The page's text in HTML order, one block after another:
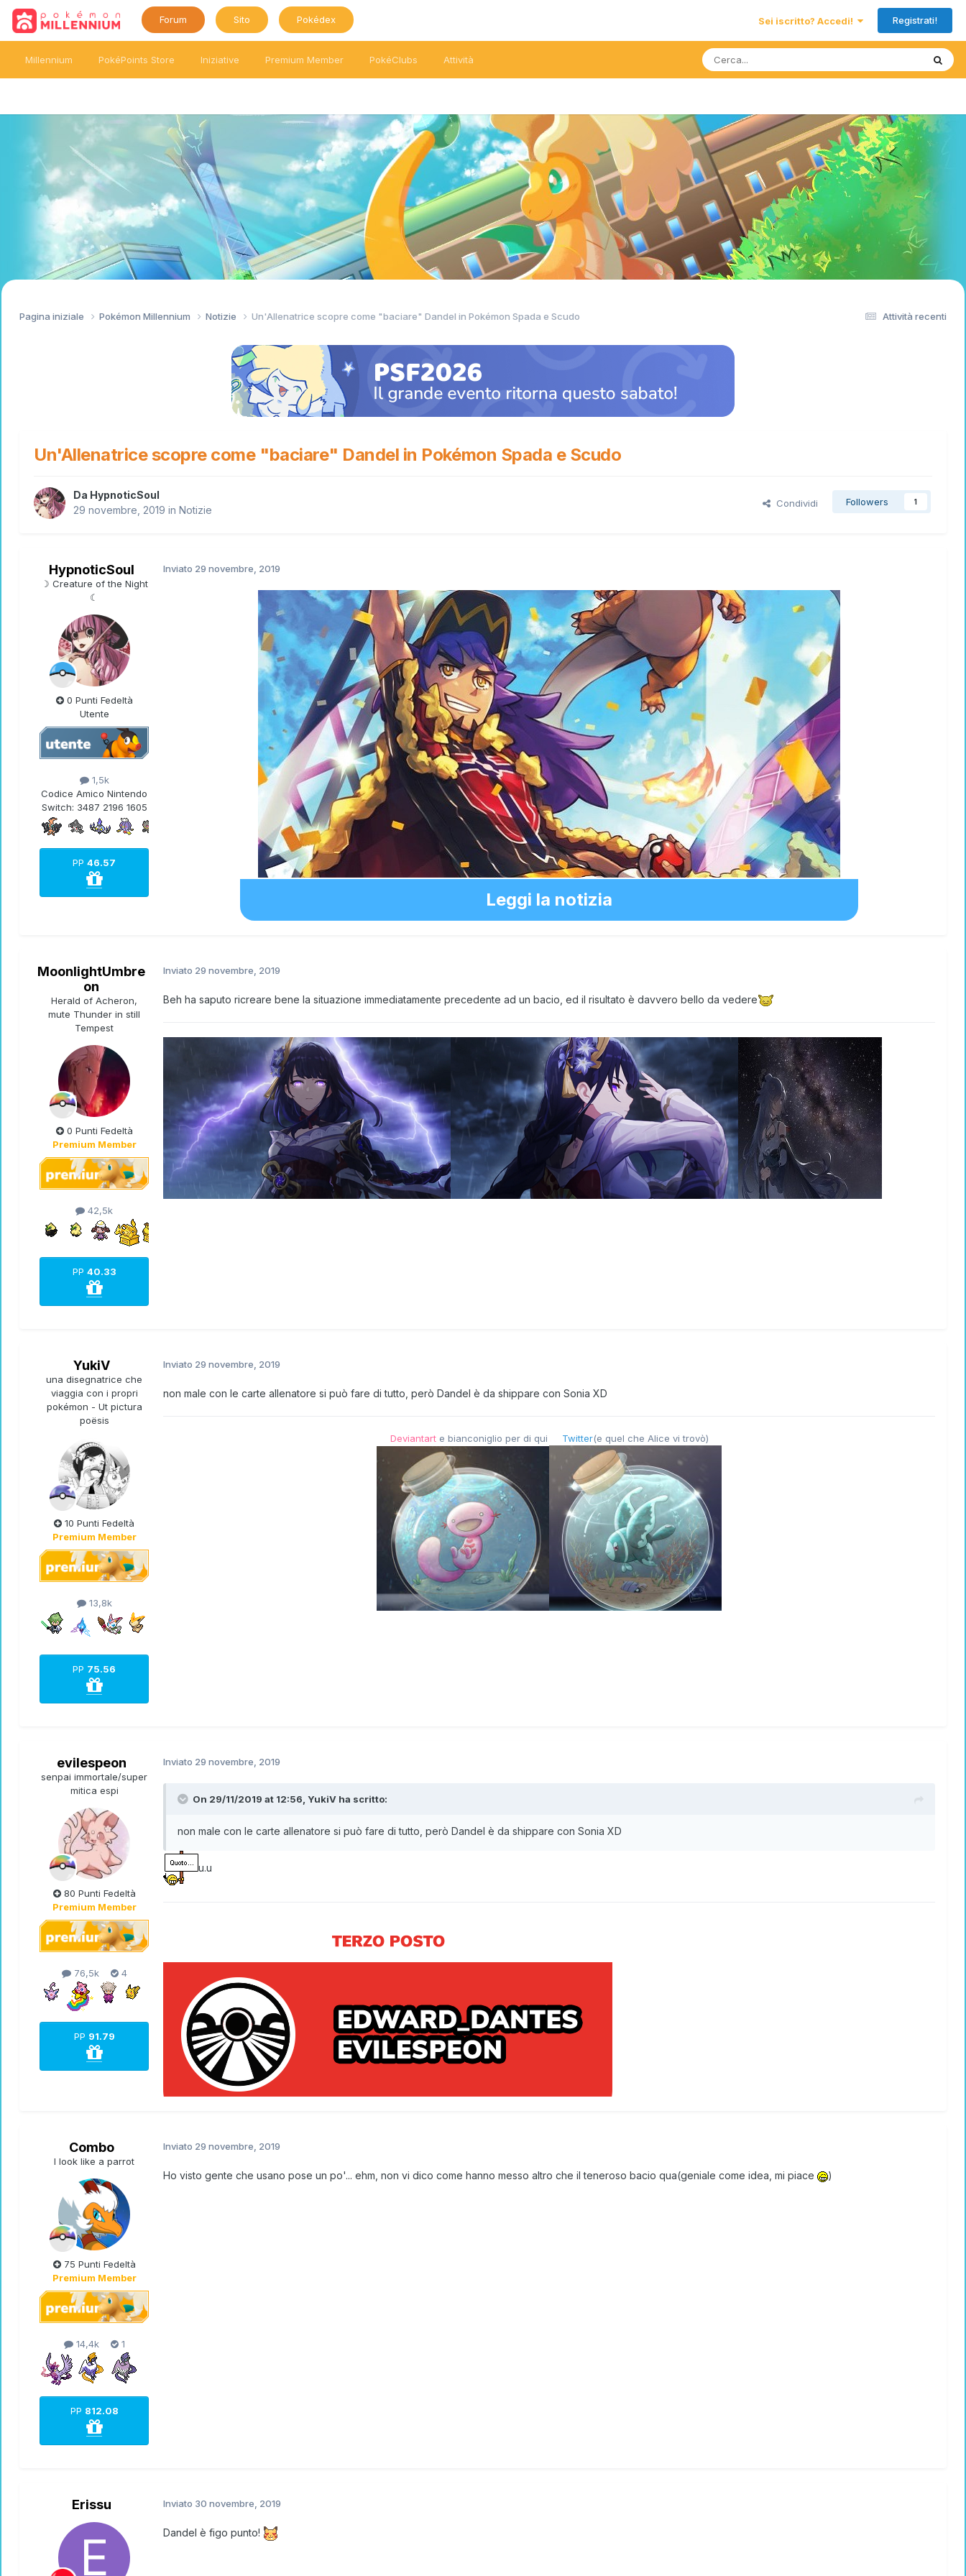
Forum Sito Pokédex Sei iscritto? Accedi! Registrati!
Millennium PokéPoints Store Iniziative Premium Member PokéClubs Attività
Attività recenti
Pagina iniziale Pokémon Millennium Notizie Un'Allenatrice scopre come "baciare" Dandel in Pokémon Spada e Scudo
Un'Allenatrice scopre come "baciare" Dandel in Pokémon Spada e Scudo
Da HypnoticSoul
29 novembre, 2019 in Notizie
Condividi Followers 1
HypnoticSoul
☽ Creature of the Night
☾
0 Punti Fedeltà
Utente
1,5k
Codice Amico Nintendo
Switch: 3487 2196 1605
PP 46.57
Inviato 29 novembre, 2019
Leggi la notizia
MoonlightUmbre
on
Herald of Acheron,
mute Thunder in still
Tempest
0 Punti Fedeltà
Premium Member
42,5k
PP 40.33
Inviato 29 novembre, 2019
Beh ha saputo ricreare bene la situazione immediatamente precedente ad un bacio, ed il risultato è davvero bello da vedere
YukiV
una disegnatrice che
viaggia con i propri
pokémon - Ut pictura
poësis
10 Punti Fedeltà
Premium Member
13,8k
PP 75.56
Inviato 29 novembre, 2019
non male con le carte allenatore si può fare di tutto, però Dandel è da shippare con Sonia XD
Deviantart e bianconiglio per di qui Twitter(e quel che Alice vi trovò)
evilespeon
senpai immortale/super
mitica espi
80 Punti Fedeltà
Premium Member
76,5k 4
PP 91.79
Inviato 29 novembre, 2019
On 29/11/2019 at 12:56, YukiV ha scritto:
non male con le carte allenatore si può fare di tutto, però Dandel è da shippare con Sonia XD
u.u
Combo
I look like a parrot
75 Punti Fedeltà
Premium Member
14,4k 1
PP 812.08
Inviato 29 novembre, 2019
Ho visto gente che usano pose un po'... ehm, non vi dico come hanno messo altro che il teneroso bacio qua(geniale come idea, mi piace )
Erissu Inviato 30 novembre, 2019
Dandel è figo punto!